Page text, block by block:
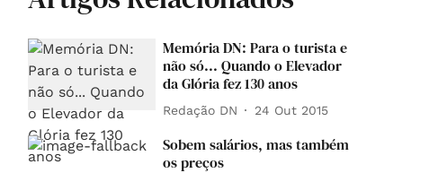
Memória DN: Para o turista e
não só... Quando o Elevador
da Glória fez 130 anos
Redação DN 24 Out 2015
Sobem salários, mas também
os preços